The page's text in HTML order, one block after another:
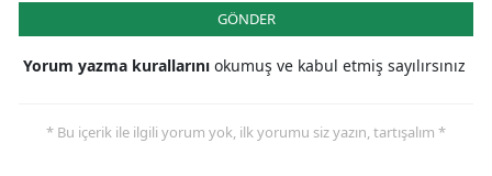
GÖNDER
Yorum yazma kurallarını okumuş ve kabul etmiş sayılırsınız
* Bu içerik ile ilgili yorum yok, ilk yorumu siz yazın, tartışalım *